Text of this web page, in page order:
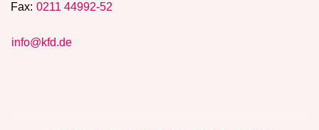
Fax: 0211 44992-52
info@kfd.de